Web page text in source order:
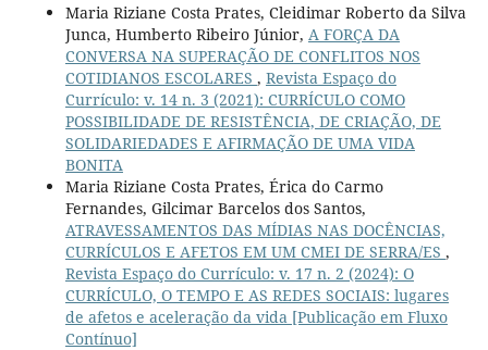
Maria Riziane Costa Prates, Cleidimar Roberto da Silva
Junca, Humberto Ribeiro Júnior, A FORÇA DA
CONVERSA NA SUPERAÇÃO DE CONFLITOS NOS
COTIDIANOS ESCOLARES , Revista Espaço do
Currículo: v. 14 n. 3 (2021): CURRÍCULO COMO
POSSIBILIDADE DE RESISTÊNCIA, DE CRIAÇÃO, DE
SOLIDARIEDADES E AFIRMAÇÃO DE UMA VIDA
BONITA
Maria Riziane Costa Prates, Érica do Carmo
Fernandes, Gilcimar Barcelos dos Santos,
ATRAVESSAMENTOS DAS MÍDIAS NAS DOCÊNCIAS,
CURRÍCULOS E AFETOS EM UM CMEI DE SERRA/ES ,
Revista Espaço do Currículo: v. 17 n. 2 (2024): O
CURRÍCULO, O TEMPO E AS REDES SOCIAIS: lugares
de afetos e aceleração da vida [Publicação em Fluxo
Contínuo]